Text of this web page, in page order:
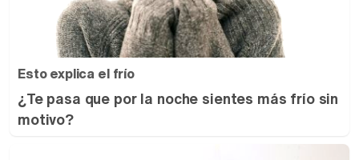
Esto explica el frío
¿Te pasa que por la noche sientes más frío sin
motivo?